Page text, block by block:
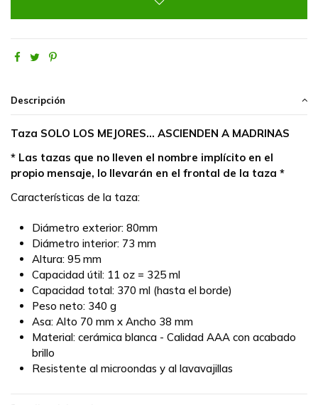
Descripción
Taza SOLO LOS MEJORES... ASCIENDEN A MADRINAS
* Las tazas que no lleven el nombre implícito en el
propio mensaje, lo llevarán en el frontal de la taza *
Características de la taza:
Diámetro exterior: 80mm
Diámetro interior: 73 mm
Altura: 95 mm
Capacidad útil: 11 oz = 325 ml
Capacidad total: 370 ml (hasta el borde)
Peso neto: 340 g
Asa: Alto 70 mm x Ancho 38 mm
Material: cerámica blanca - Calidad AAA con acabado
brillo
Resistente al microondas y al lavavajillas